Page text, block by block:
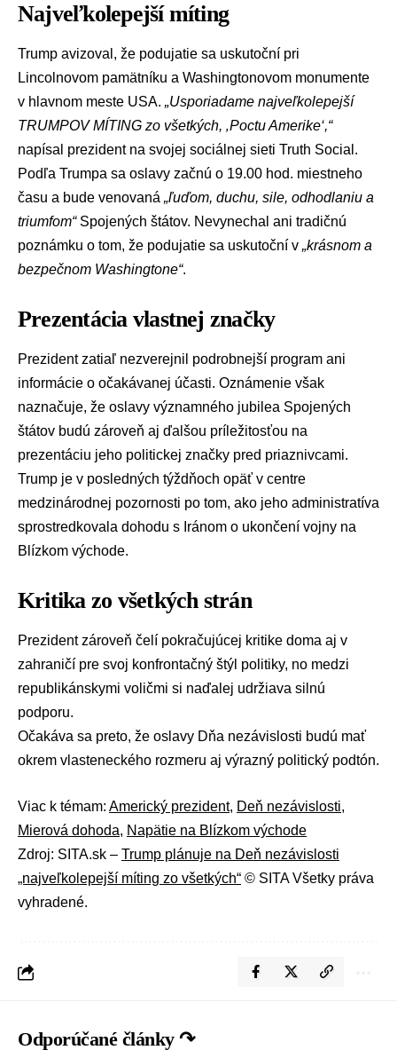
Najveľkolepejší míting
Trump avizoval, že podujatie sa uskutoční pri
Lincolnovom pamätníku a Washingtonovom monumente
v hlavnom meste USA. „Usporiadame najveľkolepejší
TRUMPOV MÍTING zo všetkých, ‚Poctu Amerike‘,“
napísal prezident na svojej sociálnej sieti Truth Social .
Podľa Trumpa sa oslavy začnú o 19.00 hod. miestneho
času a bude venovaná „ľuďom, duchu, sile, odhodlaniu a
triumfom“ Spojených štátov. Nevynechal ani tradičnú
poznámku o tom, že podujatie sa uskutoční v „krásnom a
bezpečnom Washingtone“.
Prezentácia vlastnej značky
Prezident zatiaľ nezverejnil podrobnejší program ani
informácie o očakávanej účasti. Oznámenie však
naznačuje, že oslavy významného jubilea Spojených
štátov budú zároveň aj ďalšou príležitosťou na
prezentáciu jeho politickej značky pred priaznivcami.
Trump je v posledných týždňoch opäť v centre
medzinárodnej pozornosti po tom, ako jeho administratíva
sprostredkovala dohodu s Iránom o ukončení vojny na
Blízkom východe.
Kritika zo všetkých strán
Prezident zároveň čelí pokračujúcej kritike doma aj v
zahraničí pre svoj konfrontačný štýl politiky, no medzi
republikánskymi voličmi si naďalej udržiava silnú
podporu.
Očakáva sa preto, že oslavy Dňa nezávislosti budú mať
okrem vlasteneckého rozmeru aj výrazný politický podtón.
Viac k témam: Americký prezident, Deň nezávislosti,
Mierová dohoda, Napätie na Blízkom východe
Zdroj: SITA.sk – Trump plánuje na Deň nezávislosti
„najveľkolepejší míting zo všetkých“ © SITA Všetky práva
vyhradené.
Odporúčané články ↷